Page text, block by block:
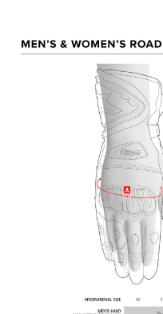
2.基於同意付款使用「大哥付你
由本公司與您本人進行分期帳單
3.完整用戶服務條款，請詳閱以下
※ 交易是否成功請以「AFTEE先
是否繳費成功／繳費後需取消欲
https://
１．透過由恩沛科技股份有限公
易，需依本服務之必要範圍內提
權轉讓予恩沛科技股份有限公司。
２．關於個人資料處理事宜，請
https://aftee.tw/terms/#terms3
３．未成年的使用者請事先徵得
「AFTEE先享後付」，若未經同
４．使用「AFTEE先享後付」時
時審查核予不同之上限額度；若
請求用戶進行身份認證。
５．嚴禁一人註冊多個帳號或使
恩沛科技股份有限公司將有權停
付款後7-11取貨
每筆NT$80，滿NT$1,999(含
每筆NT$80，滿NT$1,999(含